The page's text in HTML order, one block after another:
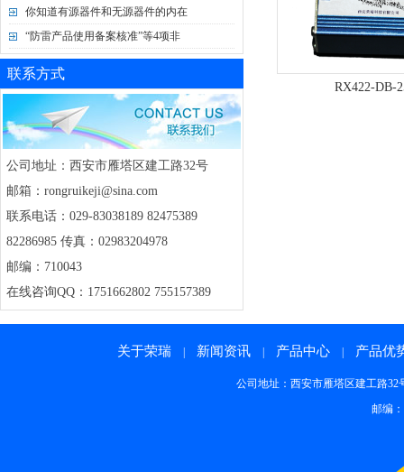
你知道有源器件和无源器件的内在
“防雷产品使用备案核准”等4项非
联系方式
公司地址：西安市雁塔区建工路32号
邮箱：rongruikeji@sina.com
联系电话：029-83038189 82475389
82286985 传真：02983204978
邮编：710043
在线咨询QQ：1751662802 755157389
RX422-DB-
关于荣瑞 新闻资讯 产品中心 产品优
公司地址：西安市雁塔区建工路32
邮编